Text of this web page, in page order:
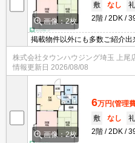
画像：2枚
敷
なし 礼
2階
2DK
掲載物件以外にも多数ご紹介出
見可能です！メールでのお問
ますとスムーズに御対応できま
株式会社タウンハウジング埼玉 上尾
情報更新日 2026/08/08
画像：2枚
6万円(管理
敷
なし 礼
2階
2DK